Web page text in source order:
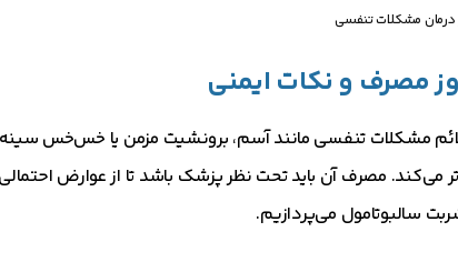
درمان مشکلات تنفسی
مصرف و نکات ایمنی
مشکلات تنفسی مانند آسم، برونشیت مزمن یا خس‌خس
مصرف آن باید تحت نظر پزشک باشد تا از عوارض
سالبوتامول می‌پردازیم.